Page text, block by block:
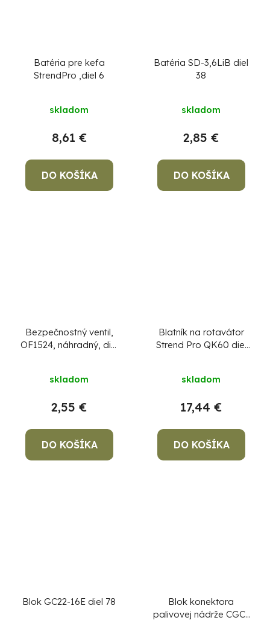
Batéria pre kefa
StrendPro ,diel 6
skladom
8,61 €
DO KOŠÍKA
Batéria SD-3,6LiB diel
38
skladom
2,85 €
DO KOŠÍKA
Bezpečnostný ventil,
OF1524, náhradný, diel
skladom
2,55 €
DO KOŠÍKA
Blatník na rotavátor
Strend Pro QK60 diel
skladom
17,44 €
DO KOŠÍKA
Blok GC22-16E diel 78
Blok konektora
palivovej nádrže CGC-